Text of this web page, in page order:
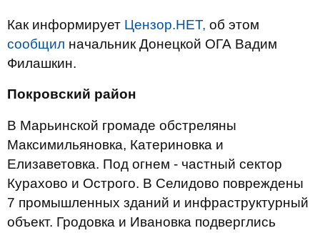
Как информирует Цензор.НЕТ, об этом
сообщил начальник Донецкой ОГА Вадим
Филашкин.
Покровский район
В Марьинской громаде обстреляны
Максимильяновка, Катериновка и
Елизаветовка. Под огнем - частный сектор
Курахово и Острого. В Селидово повреждены
7 промышленных зданий и инфраструктурный
объект. Гродовка и Ивановка подверглись